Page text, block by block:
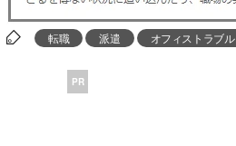
転職 派遣 オフィストラブル
PR